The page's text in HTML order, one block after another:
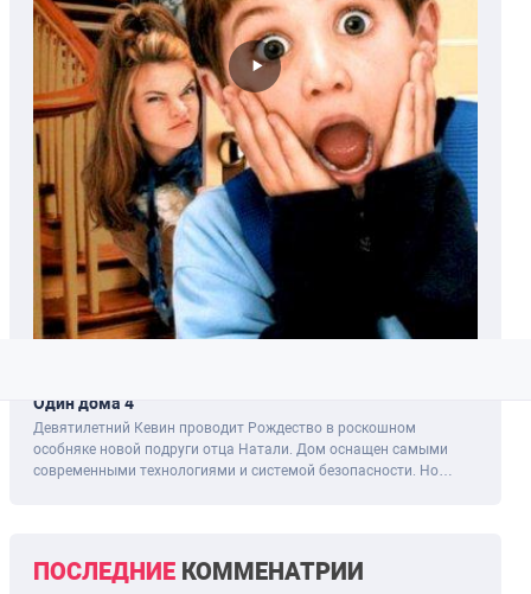
Один дома 4
Девятилетний Кевин проводит Рождество в роскошном
особняке новой подруги отца Натали. Дом оснащен самыми
современными технологиями и системой безопасности. Но
ПОСЛЕДНИЕКОММЕНАТРИИ